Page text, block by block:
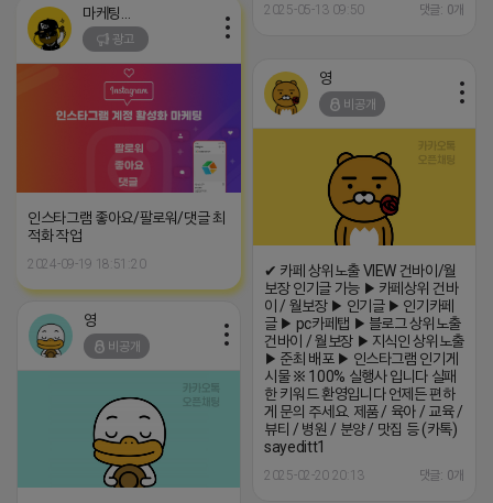
2025-05-13 09:50 댓글: 0개
광고
인스타그램 좋아요/팔로워/댓글 최
적화 작업
2024-09-19 18:51:20
영
비공개
✔ 카페 상위노출 VIEW 건바이/월
보장 인기글 가능 ▶ 카페상위 건바
이 / 월보장 ▶ 인기글 ▶ 인기카페
글 ▶ pc카페탭 ▶ 블로그 상위노출
건바이 / 월보장 ▶ 지식인 상위노출
▶ 준최 배포 ▶ 인스타그램 인기게
시물 ※ 100% 실행사 입니다 실패
한 키워드 환영입니다 언제든 편하
게 문의 주세요. 제품 / 육아 / 교육 /
뷰티 / 병원 / 분양 / 맛집 등 (카톡)
sayeditt1
2025-02-20 20:13 댓글: 0개
영
비공개